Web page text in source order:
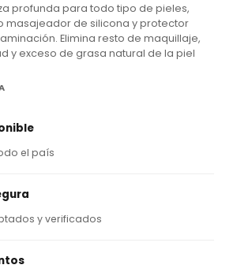
profunda para todo tipo de pieles,
masajeador de silicona y protector
Elimina resto de maquillaje,
y exceso de grasa natural de la piel
el país
y verificados